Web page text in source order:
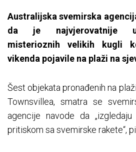
Australijska svemirska
da je najvjerovatnije
misterioznih velikih kugli
vikenda pojavile na plaži na
Šest objekata pronađenih na
Townsvillea, smatra se
agencije navode da
pritiskom sa svemirske rakete“,